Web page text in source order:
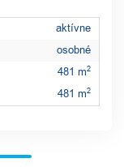
aktívne
osobné
481 m2
481 m2